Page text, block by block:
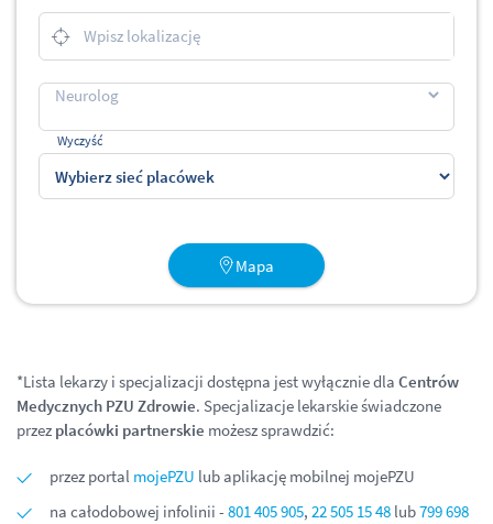
Wyczyść
Mapa
*Lista lekarzy i specjalizacji dostępna jest wyłącznie dla Centrów
Medycznych PZU Zdrowie. Specjalizacje lekarskie świadczone
przez placówki partnerskie możesz sprawdzić:
przez portal mojePZU lub aplikację mobilnej mojePZU
na całodobowej infolinii - 801 405 905, 22 505 15 48 lub799 698